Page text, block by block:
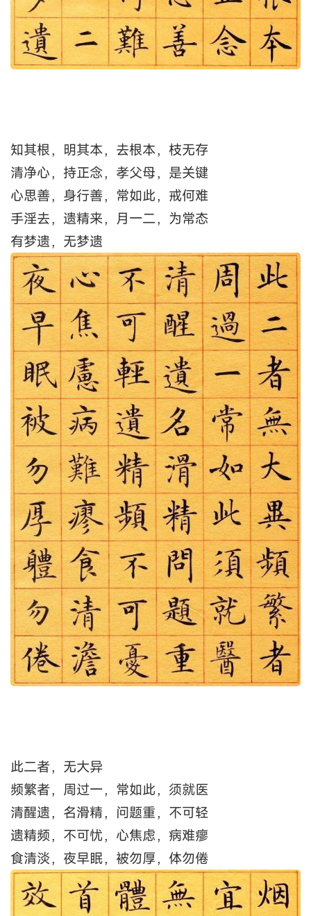
知其根，明其本，去根本，枝无存
清净心，持正念，孝父母，是关键
心思善，身行善，常如此，戒何难
手淫去，遗精来，月一二，为常态
有梦遗，无梦遗
此二者，无大异
频繁者，周过一，常如此，须就医
清醒遗，名滑精，问题重，不可轻
遗精频，不可忧，心焦虑，病难瘳
食清淡，夜早眠，被勿厚，体勿倦